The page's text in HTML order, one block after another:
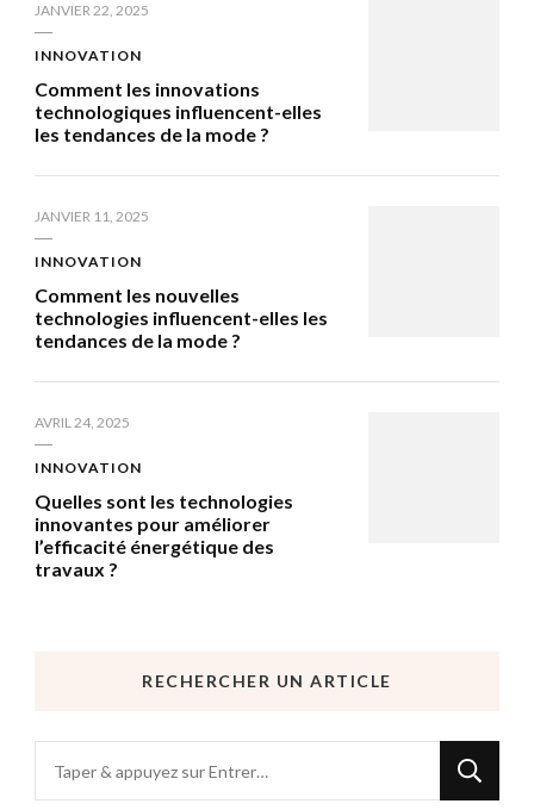
JANVIER 22, 2025
INNOVATION
Comment les innovations
technologiques influencent-elles
les tendances de la mode ?
JANVIER 11, 2025
INNOVATION
Comment les nouvelles
technologies influencent-elles les
tendances de la mode ?
AVRIL 24, 2025
INNOVATION
Quelles sont les technologies
innovantes pour améliorer
l’efficacité énergétique des
travaux ?
RECHERCHER UN ARTICLE
recherchiez